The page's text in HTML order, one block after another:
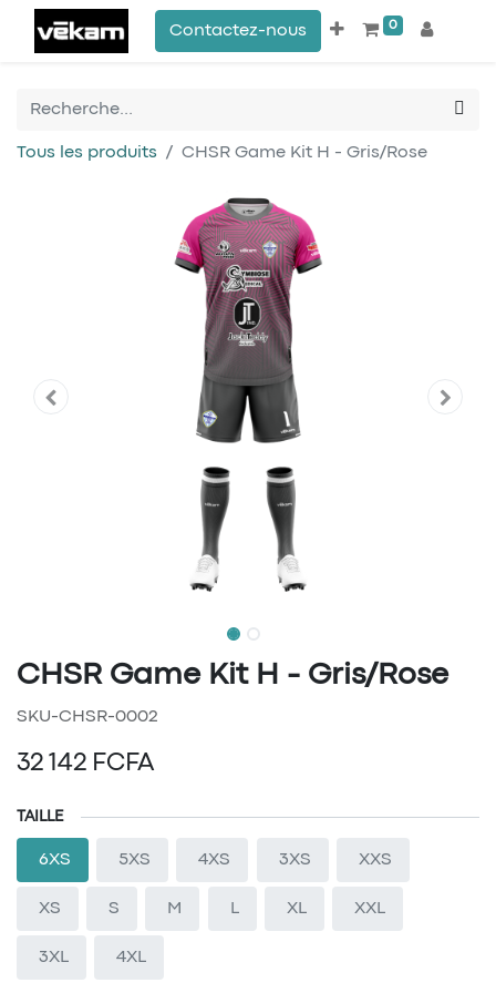
0
Contactez-nous
Tous les produits CHSR Game Kit H - Gris/Rose
CHSR Game Kit H - Gris/Rose
SKU-CHSR-0002
32 142 FCFA
TAILLE
6XS 5XS 4XS 3XS XXS
XS S M L XL XXL
3XL 4XL